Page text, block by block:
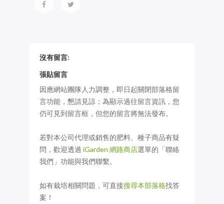
沒有留言:
張貼留言
因應網站團隊人力調整，即日起關閉部落格留
言功能，懇請見諒；為顯示過往留言資訊，您
仍可見到留言框，但您的留言將無法發布。
若對本公司代理或銷售的肥料、種子商品有疑
問，歡迎透過 iGarden 網路商店選單的「聯絡
我們」功能與我們聯繫。
如有栽培相關問題，可直接搜尋本部落格找答
案！